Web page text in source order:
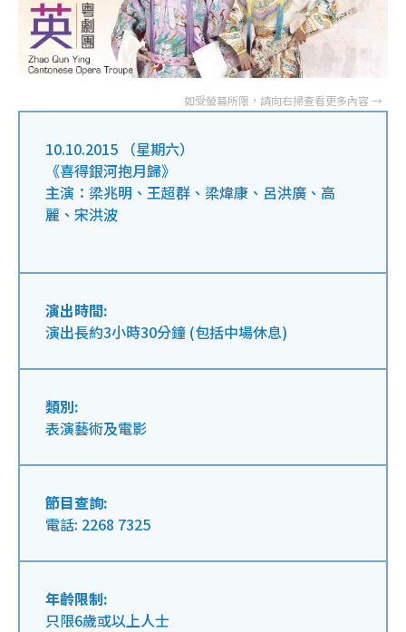
10.10.2015 （星期六）
《喜得銀河抱月歸》
主演：梁兆明、王超群、梁煒康、呂洪廣、高
麗、宋洪波
演出時間:
演出長約3小時30分鐘 (包括中場休息)
類別:
表演藝術及電影
節目查詢:
電話: 2268 7325
年齡限制:
只限6歲或以上人士